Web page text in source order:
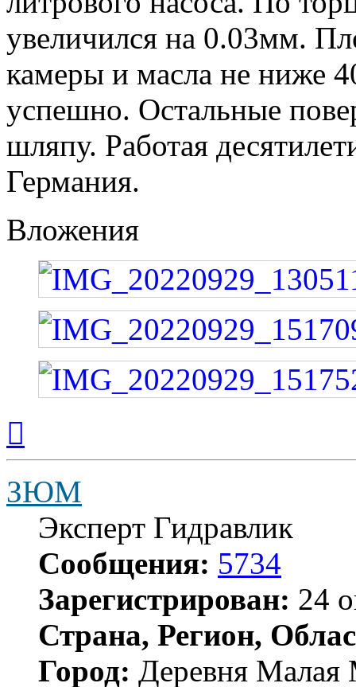
увеличился на 0.03мм.
камеры и масла не ниже
успешно. Остальные
шляпу. Работая
Германия.
Вложения
началу
ЗЮМ
Эксперт Гидравлик
Сообщения: 5734
Зарегистрирован: 24
Страна, Регион,
Город: Деревня Малая